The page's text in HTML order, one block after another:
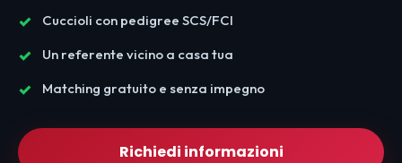
Cuccioli con pedigree SCS/FCI
Un referente vicino a casa tua
Matching gratuito e senza impegno
Richiedi informazioni